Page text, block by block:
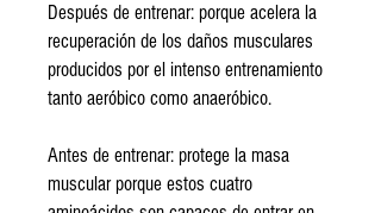
Después de entrenar: porque acelera la
recuperación de los daños musculares
producidos por el intenso entrenamiento
tanto aeróbico como anaeróbico.
Antes de entrenar: protege la masa
muscular porque estos cuatro